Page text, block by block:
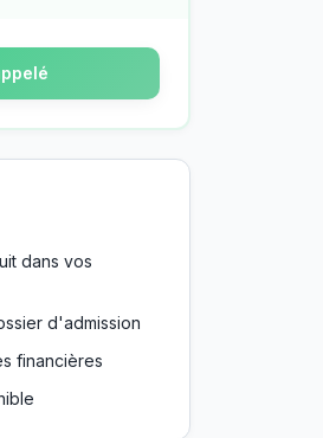
dans vos
d'admission
financières